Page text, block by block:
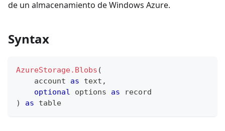
de un almacenamiento de Windows Azure.
Syntax
AzureStorage.Blobs (
    account
as text ,
optional options as
record
)
as table